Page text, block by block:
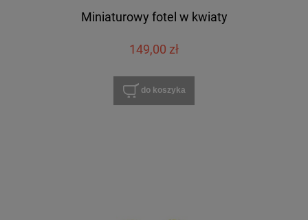
Miniaturowy fotel w kwiaty
149,00 zł
do koszyka